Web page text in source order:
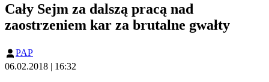
Cały Sejm za dalszą pracą nad
zaostrzeniem kar za brutalne gwałty
PAP
06.02.2018 | 16:32